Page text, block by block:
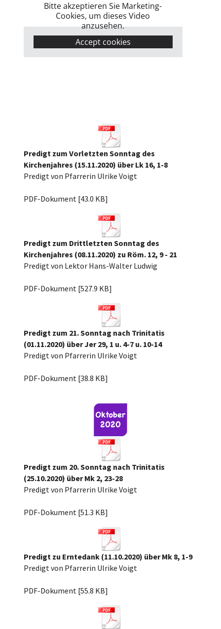
Bitte akzeptieren Sie Marketing-
Cookies, um dieses Video
anzusehen.
Accept cookies
Predigt zum Vorletzten Sonntag des
Kirchenjahres (15.11.2020) über Lk 16, 1-8
Predigt von Pfarrerin Ulrike Voigt
PDF-Dokument [43.0 KB]
Predigt zum Drittletzten Sonntag des
Kirchenjahres (08.11.2020) zu Röm. 12, 9 - 21
Predigt von Lektor Hans-Walter Ludwig
PDF-Dokument [527.9 KB]
Predigt zum 21. Sonntag nach Trinitatis
(01.11.2020) über Jer 29, 1 u. 4-7 u. 10-14
Predigt von Pfarrerin Ulrike Voigt
PDF-Dokument [38.8 KB]
Predigt zum 20. Sonntag nach Trinitatis
(25.10.2020) über Mk 2, 23-28
Predigt von Pfarrerin Ulrike Voigt
PDF-Dokument [51.3 KB]
Predigt zu Erntedank (11.10.2020) über Mk 8, 1-9
Predigt von Pfarrerin Ulrike Voigt
PDF-Dokument [55.8 KB]